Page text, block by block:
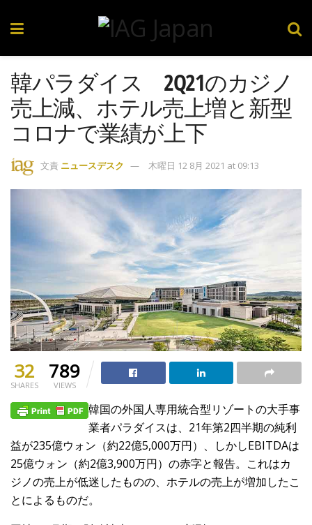
韓パラダイス 2Q21のカジノ
売上減、ホテル売上増と新型
コロナで業績が上下
文責 ニュースデスク 木曜日 12 8月 2021 at 09:13
32
SHARES
789
VIEWS
韓国の外国人専用統合型リゾートの大手事
業者パラダイスは、21年第2四半期の純利
益が235億ウォン（約22億5,000万円）、しかしEBITDAは
25億ウォン（約2億3,900万円）の赤字と報告。これはカ
ジノの売上が低迷したものの、ホテルの売上が増加したこ
とによるものだ。